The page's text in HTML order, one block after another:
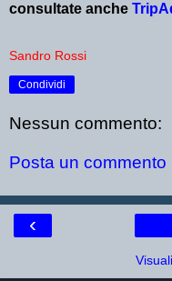
consultate anche
Sandro Rossi
Condividi
Nessun commento:
Posta un commento
‹